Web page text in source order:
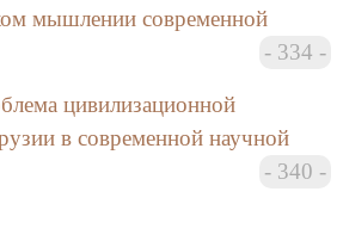
мышлении современной
334
цивилизационной
в современной научной
340